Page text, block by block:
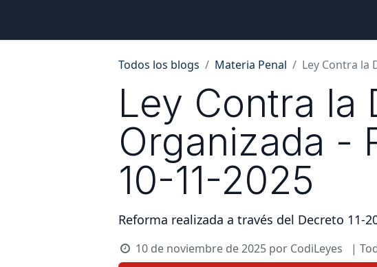
Todos los blogs Materia Penal Ley Contra la
Ley Contra la
Organizada -
10-11-2025
Reforma realizada a través del Decreto 11-
10 de noviembre de 2025 por CodiLeyes |